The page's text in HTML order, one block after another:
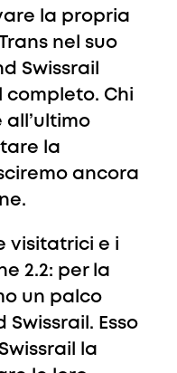
la propria
nel suo
Swissrail
Chi
la
ancora
visitatrici e i
2.2: per la
un palco
Esso
la